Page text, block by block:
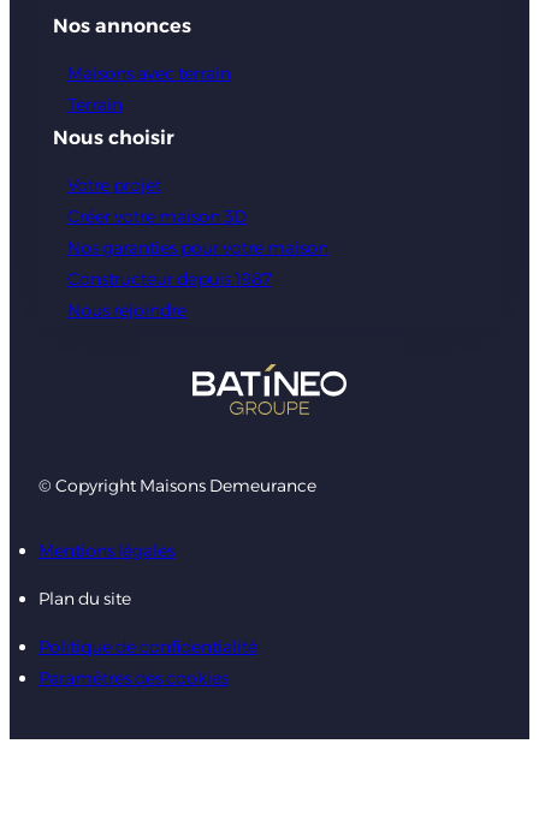
Nos annonces
Maisons avec terrain
Terrain
Nous choisir
Votre projet
Créer votre maison 3D
Nos garanties pour votre maison
Constructeur depuis 1987
Nous rejoindre
© Copyright Maisons Demeurance
Mentions légales
Plan du site
Politique de confidentialité
Paramètres des cookies